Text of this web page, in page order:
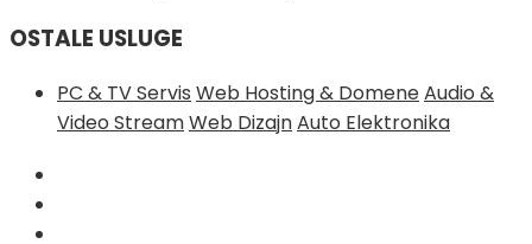
OSTALE USLUGE
PC & TV Servis Web Hosting & DomeneAudio &
Video StreamWeb DizajnAuto Elektronika